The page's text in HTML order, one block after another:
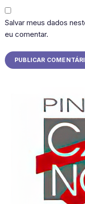
Salvar meus dados
eu comentar.